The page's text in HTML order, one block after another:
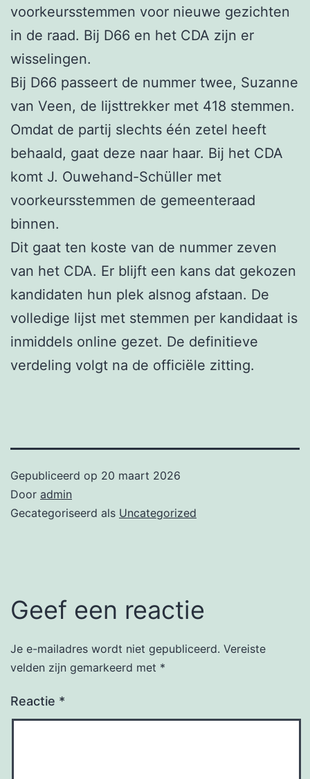
voorkeursstemmen voor nieuwe gezichten
in de raad. Bij D66 en het CDA zijn er
wisselingen.
Bij D66 passeert de nummer twee, Suzanne
van Veen, de lijsttrekker met 418 stemmen.
Omdat de partij slechts één zetel heeft
behaald, gaat deze naar haar. Bij het CDA
komt J. Ouwehand-Schüller met
voorkeursstemmen de gemeenteraad
binnen.
Dit gaat ten koste van de nummer zeven
van het CDA. Er blijft een kans dat gekozen
kandidaten hun plek alsnog afstaan. De
volledige lijst met stemmen per kandidaat is
inmiddels online gezet. De definitieve
verdeling volgt na de officiële zitting.
Gepubliceerd op 20 maart 2026
Door admin
Gecategoriseerd als Uncategorized
Geef een reactie
Je e-mailadres wordt niet gepubliceerd. Vereiste
velden zijn gemarkeerd met *
Reactie *